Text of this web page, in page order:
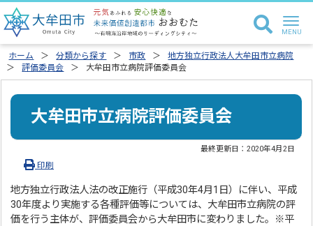
ホーム 分類から探す 市政
地方独立行政法人大牟田市立病院
評価委員会
大牟田市立病院評価委員会
大牟田市立病院評価委員会
最終更新日：2020年4月2日
印刷
地方独立行政法人法の改正施行（平成30年4月1日）に伴い、平成
30年度より実施する各種評価等については、大牟田市立病院の評
価を行う主体が、評価委員会から大牟田市に変わりました。※平